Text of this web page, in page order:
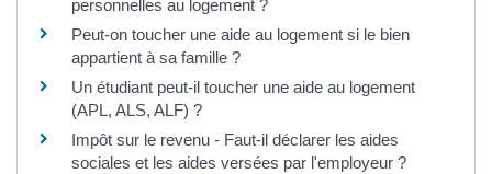
personnelles au logement ?
Peut-on toucher une aide au logement si le bien
appartient à sa famille ?
Un étudiant peut-il toucher une aide au logement
(APL, ALS, ALF) ?
Impôt sur le revenu - Faut-il déclarer les aides
sociales et les aides versées par l'employeur ?